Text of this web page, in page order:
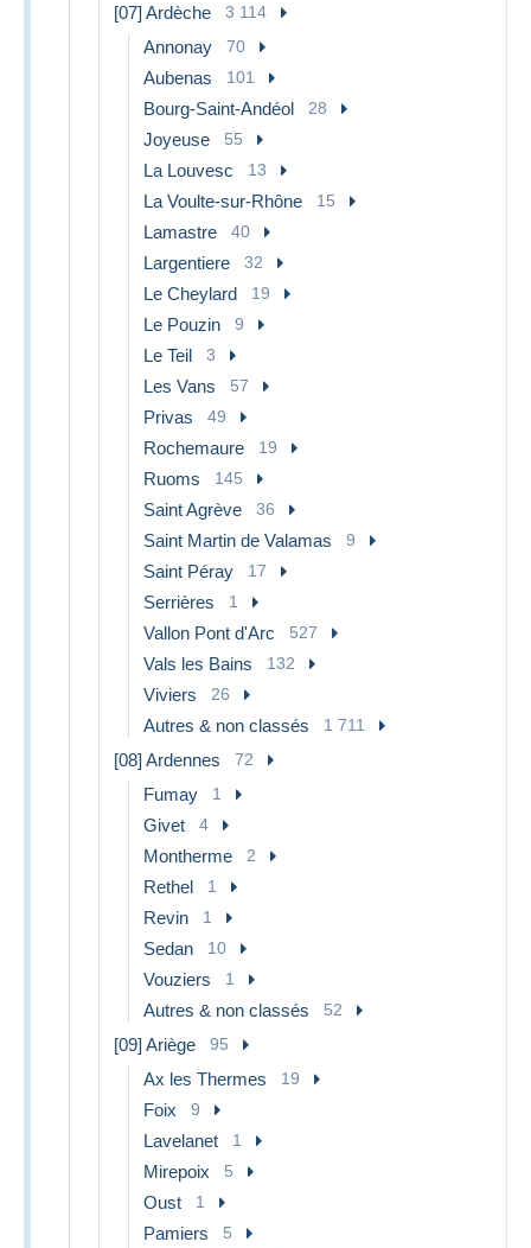
[07] Ardèche 3 114
Annonay 70
Aubenas 101
Bourg-Saint-Andéol 28
Joyeuse 55
La Louvesc 13
La Voulte-sur-Rhône 15
Lamastre 40
Largentiere 32
Le Cheylard 19
Le Pouzin 9
Le Teil 3
Les Vans 57
Privas 49
Rochemaure 19
Ruoms 145
Saint Agrève 36
Saint Martin de Valamas 9
Saint Péray 17
Serrières 1
Vallon Pont d'Arc 527
Vals les Bains 132
Viviers 26
Autres & non classés 1 711
[08] Ardennes 72
Fumay 1
Givet 4
Montherme 2
Rethel 1
Revin 1
Sedan 10
Vouziers 1
Autres & non classés 52
[09] Ariège 95
Ax les Thermes 19
Foix 9
Lavelanet 1
Mirepoix 5
Oust 1
Pamiers 5